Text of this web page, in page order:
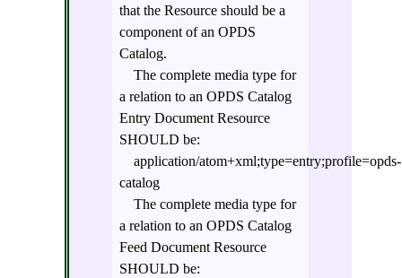
that the Resource should be a
component of an OPDS
Catalog.
The complete media type for
a relation to an OPDS Catalog
Entry Document Resource
SHOULD be:
application/atom+xml;type=entry;profile=opds-
catalog
The complete media type for
a relation to an OPDS Catalog
Feed Document Resource
SHOULD be: